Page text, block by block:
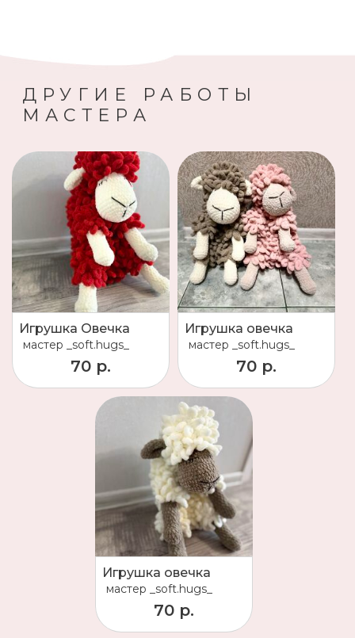
ДРУГИЕ РАБОТЫ
МАСТЕРА
Игрушка Овечка
мастер _soft.hugs_
70 р.
Игрушка овечка
мастер _soft.hugs_
70 р.
Игрушка овечка
мастер _soft.hugs_
70 р.